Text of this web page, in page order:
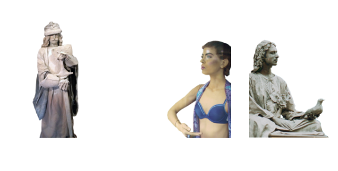
HISTORIE
STEEN
102
Zandgraaf
HEDENDAAGS
Etalagepoppen
PRIJSWINNEND
100
Meditatief
Beeld